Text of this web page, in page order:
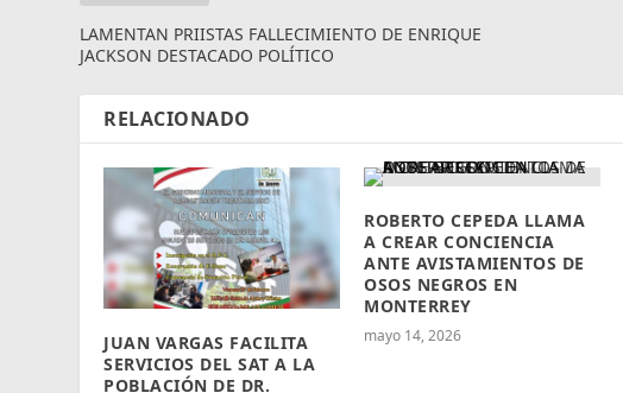
LAMENTAN PRIISTAS FALLECIMIENTO DE ENRIQUE
JACKSON DESTACADO POLÍTICO
RELACIONADO
JUAN VARGAS FACILITA
SERVICIOS DEL SAT A LA
POBLACIÓN DE DR.
ROBERTO CEPEDA LLAMA
A CREAR CONCIENCIA
ANTE AVISTAMIENTOS DE
OSOS NEGROS EN
MONTERREY
mayo 14, 2026